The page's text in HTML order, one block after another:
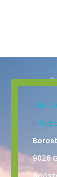
+36
9026